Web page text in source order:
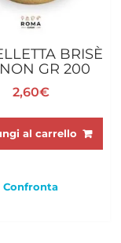
BRISÈ
GR 200
2,60€
al carrello
Confronta